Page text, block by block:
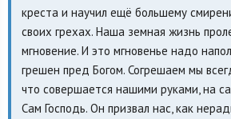
креста и научил ещё большему
своих грехах. Наша земная жизнь
мгновение. И это мгновенье надо
грешен пред Богом. Согрешаем мы
что совершается нашими руками, на
Сам Господь. Он призвал нас, как